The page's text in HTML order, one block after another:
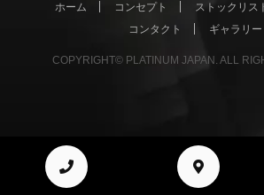
ホーム コンセプト ストックリス
コンタクト
ギャラリー
COPYRIGHT© PLATINUM JAPAN. ALL